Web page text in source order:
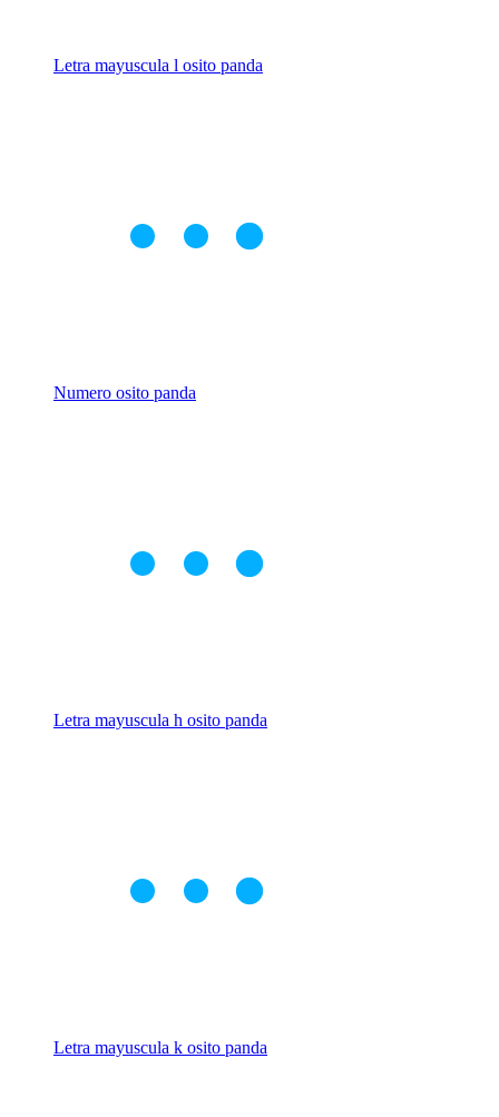
Letra mayuscula l osito panda
Numero osito panda
Letra mayuscula h osito panda
Letra mayuscula k osito panda